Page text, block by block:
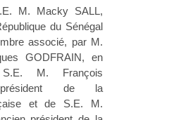
M. Macky SALL,
du Sénégal
associé, par M.
GODFRAIN, en
M. François
président de la
et de S.E. M.